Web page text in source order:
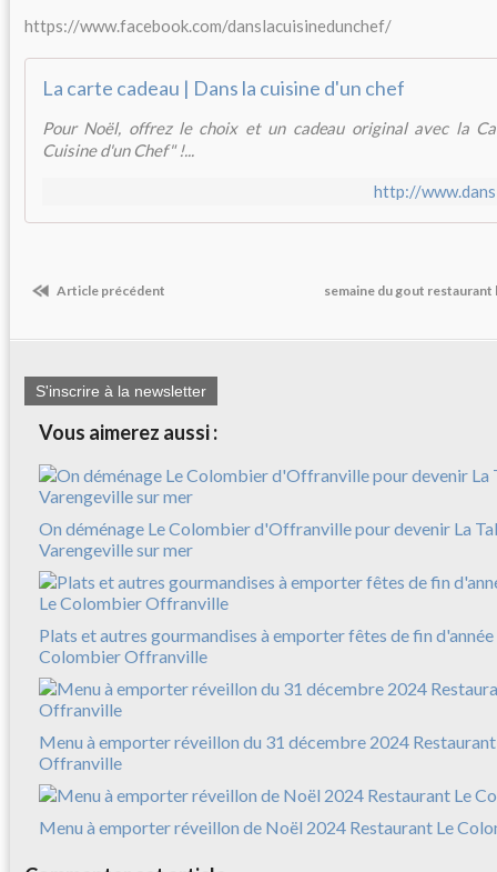
https://www.facebook.com/danslacuisinedunchef/
La carte cadeau | Dans la cuisine d'un chef
Pour Noël, offrez le choix et un cadeau original avec la
Cuisine d'un Chef" !...
http://
Article précédent semaine du gout
S'inscrire à la newsletter
Vous aimerez aussi :
On déménage Le Colombier d'Offranville pour devenir La
Varengeville sur mer
Plats et autres gourmandises à emporter fêtes de fin
Colombier Offranville
Menu à emporter réveillon du 31 décembre 2024
Offranville
Menu à emporter réveillon de Noël 2024 Restaurant Le